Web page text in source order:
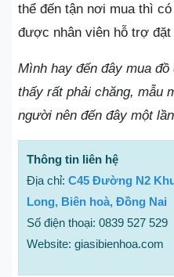
thể đến tận nơi mua thì
được nhân viên hỗ trợ đặt
Mình hay đến đây mua
thấy rất phải chăng, mẫu
người nên đến đây một
Thông tin liên hệ
Địa chỉ: C45 Đường N2
Long, Biên hoà, Đồng Nai
Số điện thoại: 0839 527 529
Website: giasibienhoa.com